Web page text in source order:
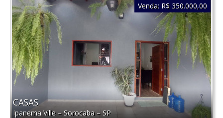
CASAS
Ipanema Ville–Sorocaba–SP
Venda: R$ 350.000,00